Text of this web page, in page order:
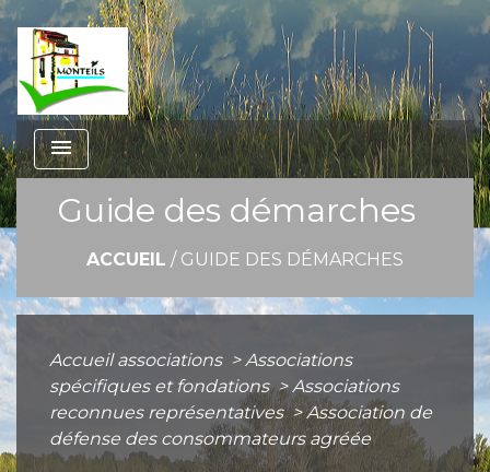
menu
Guide des démarches
ACCUEIL / GUIDE DES DÉMARCHES
Accueil associations > Associations
spécifiques et fondations> Associations
reconnues représentatives> Association de
défense des consommateurs agréée